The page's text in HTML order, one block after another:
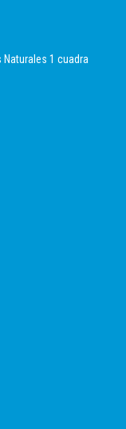
1 cuadra